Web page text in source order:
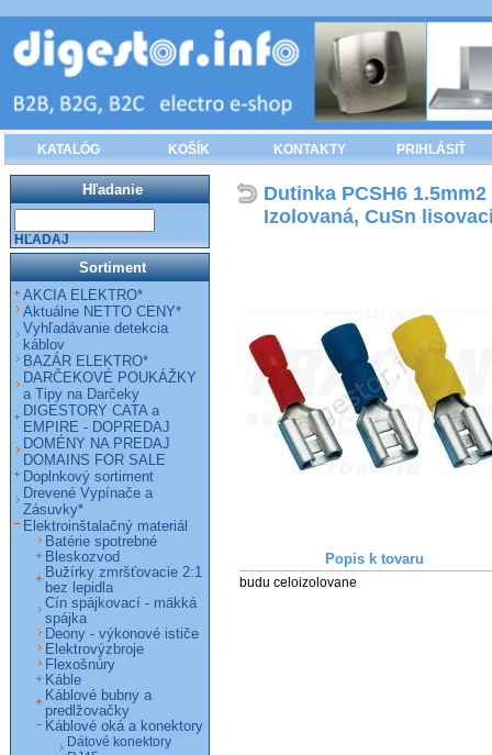
KATALÓG KOŠÍK KONTAKTY PRIHLÁSIŤ
Dutinka PCSH6
Izolovaná, CuSn
Popis k tovaru
budu celoizolovane
Hľadanie
HĽADAJ
Sortiment
AKCIA ELEKTRO*
Aktuálne NETTO CENY*
Vyhľadávanie detekcia
káblov
BAZÁR ELEKTRO*
DARČEKOVÉ POUKÁŽKY
a Tipy na Darčeky
DIGESTORY CATA a
EMPIRE - DOPREDAJ
DOMÉNY NA PREDAJ
DOMAINS FOR SALE
Doplnkový sortiment
Drevené Vypínače a
Zásuvky*
Elektroinštalačný materiál
Batérie spotrebné
Bleskozvod
Bužírky zmršťovacie 2:1
bez lepidla
Cín spájkovací - mäkká
spájka
Deony - výkonové ističe
Elektrovýzbroje
Flexošnúry
Káble
Káblové bubny a
predlžovačky
Káblové oká a konektory
Dátové konektory